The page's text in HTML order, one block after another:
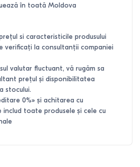
în toată Moldova
si caracteristicile produsului
verificați la consultanții companiei
valutar fluctuant, vă rugăm sa
prețul și disponibilitatea
stocului.
0%» și achitarea cu
includ toate produsele și cele cu